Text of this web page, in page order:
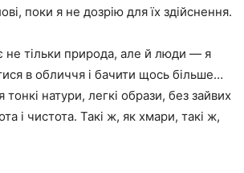
поки я не дозрію для їх здійснення.
не тільки природа, але й люди — я
в обличчя і бачити щось більше…
натури, легкі образи, без зайвих
і чистота. Такі ж, як хмари, такі ж,